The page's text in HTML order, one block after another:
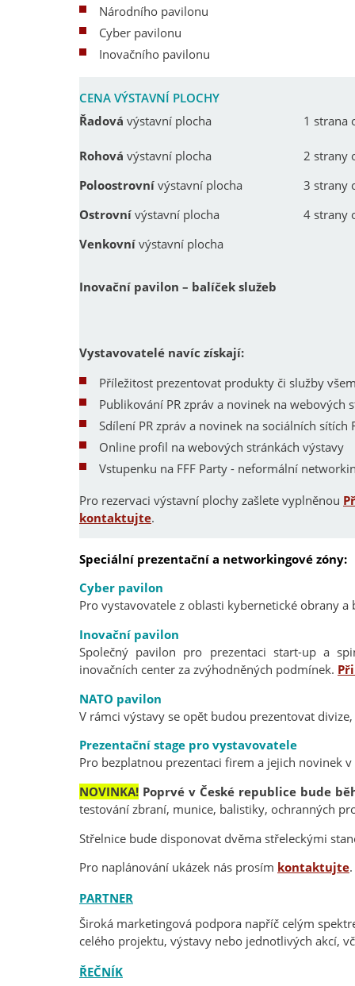
Národního pavilonu
Cyber pavilonu
Inovačního pavilonu
CENA VÝSTAVNÍ PLOCHY
Řadová výstavní plocha 1 strana
Rohová výstavní plocha
2 strany
Poloostrovní výstavní plocha
3 strany
Ostrovní výstavní plocha
4 strany
Venkovní výstavní plocha
Inovační pavilon – balíček služeb
Vystavovatelé navíc získají:
Příležitost prezentovat produkty či služby
Publikování PR zpráv a novinek na webových
Sdílení PR zpráv a novinek na sociálních sítích
Online profil na webových stránkách výstavy
Vstupenku na FFF Party - neformální
Pro rezervaci výstavní plochy zašlete vyplněnou
kontaktujte.
Speciální prezentační a networkingové zóny:
Cyber pavilon
Pro vystavovatele z oblasti kybernetické obrany
Inovační pavilon
Společný pavilon pro prezentaci start-up a
inovačních center za zvýhodněných podmínek.
NATO pavilon
V rámci výstavy se opět budou prezentovat
Prezentační stage pro vystavovatele
Pro bezplatnou prezentaci firem a jejich novinek
NOVINKA! Poprvé v České republice bude
testování zbraní, munice, balistiky, ochranných
Střelnice bude disponovat dvěma střeleckými
Pro naplánování ukázek nás prosím kontaktujte.
PARTNER
Široká marketingová podpora napříč celým
celého projektu, výstavy nebo jednotlivých akcí,
ŘEČNÍK